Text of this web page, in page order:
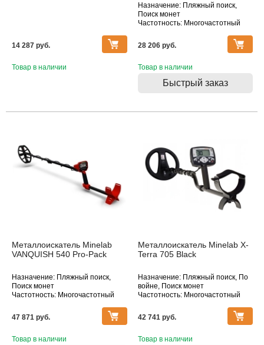
14 287 pуб.
Товар в наличии
Назначение: Пляжный поиск,
Поиск монет
Частотность: Многочастотный
Водонепроницаемость: Катушка
28 206 pуб.
Товар в наличии
Быстрый заказ
Металлоискатель Minelab
VANQUISH 540 Pro-Pack
Назначение: Пляжный поиск,
Поиск монет
Частотность: Многочастотный
Водонепроницаемость: Катушка
47 871 pуб.
Товар в наличии
Металлоискатель Minelab X-
Terra 705 Black
Назначение: Пляжный поиск, По
войне, Поиск монет
Частотность: Многочастотный
42 741 pуб.
Товар в наличии